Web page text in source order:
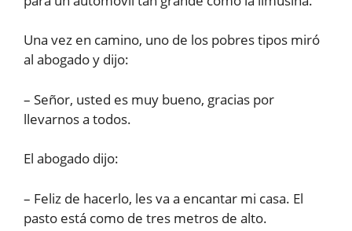
Una vez en camino, uno de los pobres tipos miró
al abogado y dijo:
– Señor, usted es muy bueno, gracias por
llevarnos a todos.
El abogado dijo:
– Feliz de hacerlo, les va a encantar mi casa. El
pasto está como de tres metros de alto.